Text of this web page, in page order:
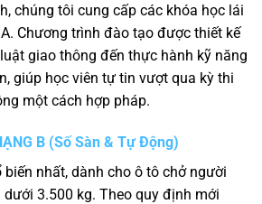
chúng tôi cung cấp các khóa học lái
Chương trình đào tạo được thiết kế
giao thông đến thực hành kỹ năng
giúp học viên tự tin vượt qua kỳ thi
một cách hợp pháp.
B (Số Sàn & Tự Động)
nhất, dành cho ô tô chở người
3.500 kg. Theo quy định mới